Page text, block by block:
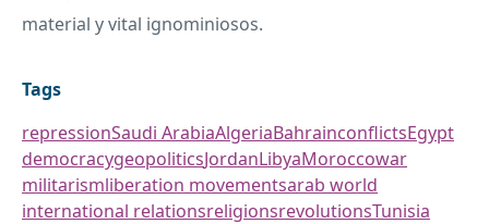
material y vital ignominiosos.
Tags
repressionSaudi ArabiaAlgeriaBahrainconflictsEgypt
democracygeopoliticsJordanLibyaMoroccowar
militarismliberation movementsarab world
international relationsreligionsrevolutionsTunisia